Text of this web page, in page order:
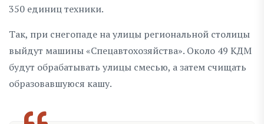
350 единиц техники.
Так, при снегопаде на улицы региональной столицы
выйдут машины «Спецавтохозяйства». Около 49 КДМ
будут обрабатывать улицы смесью, а затем счищать
образовавшуюся кашу.